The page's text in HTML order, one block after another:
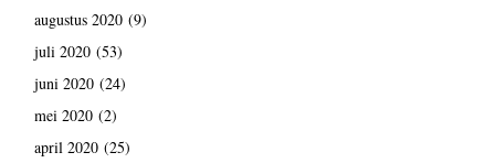
augustus 2020(9)
juli 2020(53)
juni 2020(24)
mei 2020(2)
april 2020(25)